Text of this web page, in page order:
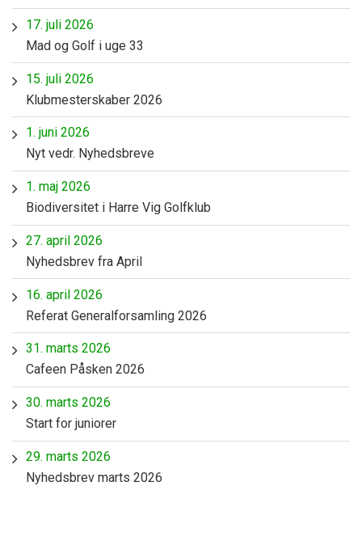
17. juli 2026
Mad og Golf i uge 33
15. juli 2026
Klubmesterskaber 2026
1. juni 2026
Nyt vedr. Nyhedsbreve
1. maj 2026
Biodiversitet i Harre Vig Golfklub
27. april 2026
Nyhedsbrev fra April
16. april 2026
Referat Generalforsamling 2026
31. marts 2026
Cafeen Påsken 2026
30. marts 2026
Start for juniorer
29. marts 2026
Nyhedsbrev marts 2026